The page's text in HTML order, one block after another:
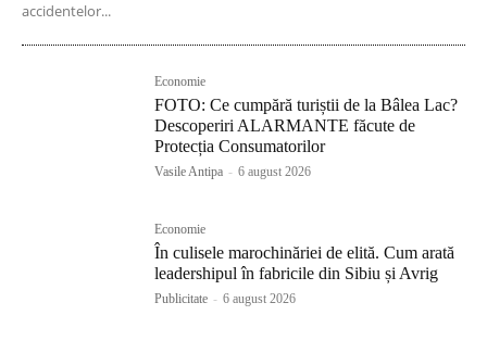
accidentelor...
Economie
FOTO: Ce cumpără turiștii de la Bâlea Lac?
Descoperiri ALARMANTE făcute de
Protecția Consumatorilor
Vasile Antipa - 6 august 2026
Economie
În culisele marochinăriei de elită. Cum arată
leadershipul în fabricile din Sibiu și Avrig
Publicitate - 6 august 2026